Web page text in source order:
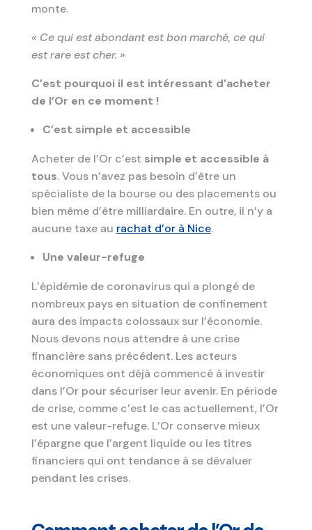
monte.
« Ce qui est abondant est bon marché, ce qui
est rare est cher. »
C’est pourquoi il est intéressant d’acheter
de l’Or en ce moment !
C’est simple et accessible
Acheter de l’Or c’est simple et accessible à
tous. Vous n’avez pas besoin d’être un
spécialiste de la bourse ou des placements ou
bien même d’être milliardaire. En outre, il n’y a
aucune taxe au rachat d’or à Nice.
Une valeur-refuge
L’épidémie de coronavirus qui a plongé de
nombreux pays en situation de confinement
aura des impacts colossaux sur l’économie.
Nous devons nous attendre à une crise
financière sans précédent. Les acteurs
économiques ont déjà commencé à investir
dans l’Or pour sécuriser leur avenir. En période
de crise, comme c’est le cas actuellement, l’Or
est une valeur-refuge. L’Or conserve mieux
l’épargne que l’argent liquide ou les titres
financiers qui ont tendance à se dévaluer
pendant les crises.